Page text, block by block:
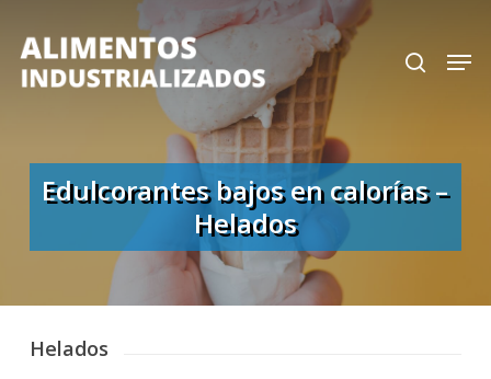
main
search
Edulcorantes bajos en calorías –
Helados
Helados
Close